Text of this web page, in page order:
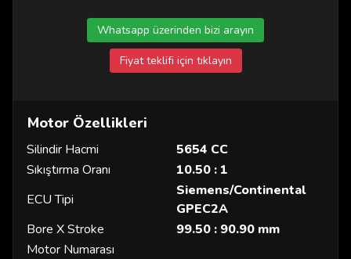
Whatsapp üzerinden bizi arayın
Fiyat teklifi için tıklayın
Motor Özellikleri
Silindir Hacmi
5654 CC
Sıkıştırma Oranı
10.50 : 1
ECU Tipi
Siemens/Continental
GPEC2A
Bore X Stroke
99.50 : 90.90 mm
Motor Numarası